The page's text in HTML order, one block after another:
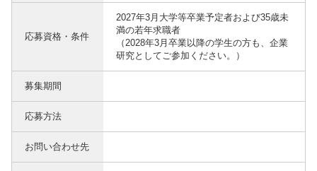
応募資格・条件
2027年3月大学等卒業予定者および35歳未
満の若年求職者
（2028年3月卒業以降の学生の方も、企業
研究としてご参加ください。）
募集期間
応募方法
お問い合わせ先